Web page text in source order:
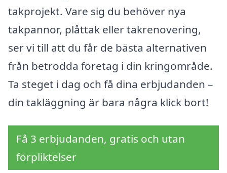
takprojekt. Vare sig du behöver nya
takpannor, plåttak eller takrenovering,
ser vi till att du får de bästa alternativen
från betrodda företag i din kringområde.
Ta steget i dag och få dina erbjudanden –
din takläggning är bara några klick bort!
Få 3 erbjudanden, gratis och utan
förpliktelser